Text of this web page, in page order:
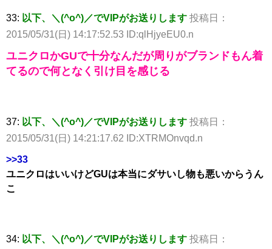
33: 以下、＼(^o^)／でVIPがお送りします 投稿日：
2015/05/31(日) 14:17:52.53 ID:qlHjyeEU0.n
ユニクロかGUで十分なんだが周りがブランドもん着
てるので何となく引け目を感じる
37: 以下、＼(^o^)／でVIPがお送りします 投稿日：
2015/05/31(日) 14:21:17.62 ID:XTRMOnvqd.n
>>33
ユニクロはいいけどGUは本当にダサいし物も悪いからうん
こ
34: 以下、＼(^o^)／でVIPがお送りします 投稿日：